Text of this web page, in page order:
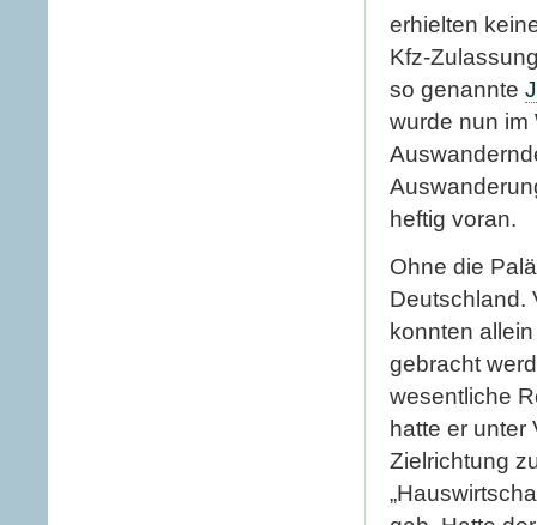
erhielten
Kfz-
so genannte
wurde nun im
heftig voran.
Ohne die
Deutschland.
konnten
gebracht
wesentliche
hatte er
Zielrichtung